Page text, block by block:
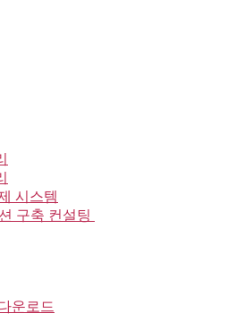
시스템
구축 컨설팅
운로드